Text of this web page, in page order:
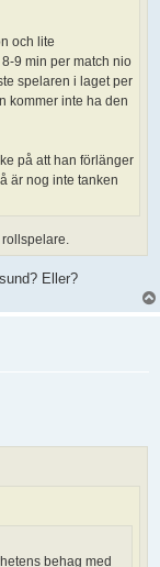
och lite
9 min per match nio
spelaren i laget per
kommer inte ha den
på att han förlänger
är nog inte tanken
rollspelare.
Eller?
behag med